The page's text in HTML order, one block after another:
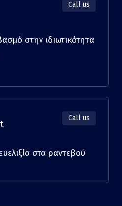
στην ιδιωτικότητα
Call us
στα ραντεβού
Call us